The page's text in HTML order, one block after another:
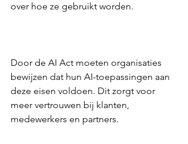
over hoe ze gebruikt worden.
Door de AI Act moeten organisaties
bewijzen dat hun AI-toepassingen aan
deze eisen voldoen. Dit zorgt voor
meer vertrouwen bij klanten,
medewerkers en partners.